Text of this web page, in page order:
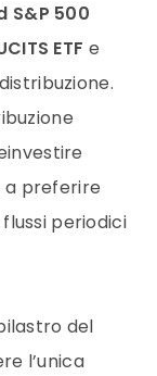
S&P 500
ETF e
preferire
periodici
del
l’unica